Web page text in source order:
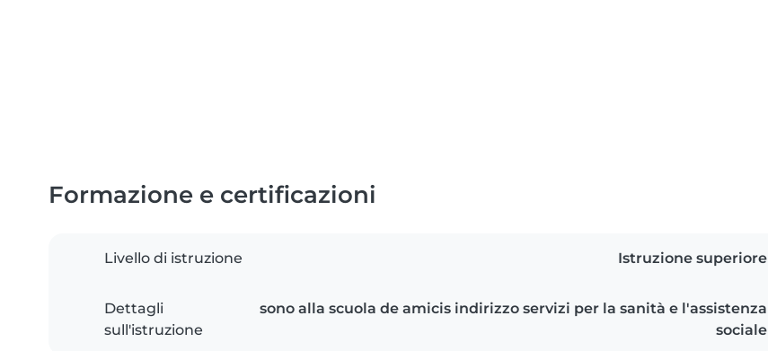
Formazione e certificazioni
Livello di istruzione Istruzione superiore
Dettagli
sull'istruzione
sono alla scuola de amicis indirizzo servizi per la sanità e l'assistenza
sociale